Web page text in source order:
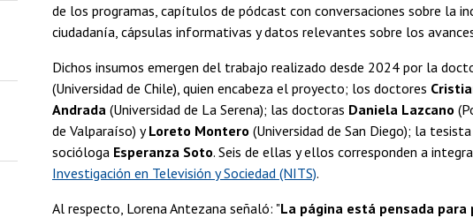
de los programas, capítulos de pódcast con conversaciones sobre la
ciudadanía, cápsulas informativas y datos relevantes sobre los
Dichos insumos emergen del trabajo realizado desde 2024 por la
(Universidad de Chile), quien encabeza el proyecto; los doctores
Andrada (Universidad de La Serena); las doctoras Daniela Lazcano
de Valparaíso) yLoreto Montero (Universidad de San Diego); la tesista
socióloga Esperanza Soto. Seis de ellas y ellos corresponden a
Investigación en Televisión y Sociedad (NITS).
Al respecto, Lorena Antezana señaló: "La página está pensada